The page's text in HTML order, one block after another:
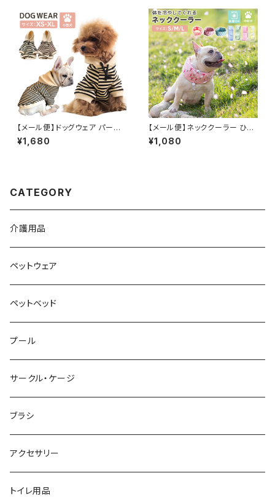
【メール便】ドッグウェア パーカ
ー フード付き ペット 犬服 猫服
ボーダー柄 袖あり 伸縮性あり
¥1,680
【メール便】ネッククーラー ひん
やり クール 熱中症対策 スカー
フ バンダナ 犬 ペット／pets14
¥1,080
CATEGORY
介護用品
ペットウェア
ペットベッド
プール
サークル・ケージ
ブラシ
アクセサリー
トイレ用品